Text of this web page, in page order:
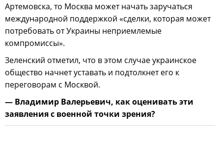
Артемовска, то Москва может начать заручаться
международной поддержкой «сделки, которая может
потребовать от Украины неприемлемые
компромиссы».
Зеленский отметил, что в этом случае украинское
общество начнет уставать и подтолкнет его к
переговорам с Москвой.
— Владимир Валерьевич, как оценивать эти
заявления с военной точки зрения?